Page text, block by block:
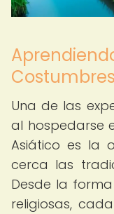
Una de las
al hospedarse
Asiático es la
cerca las
Desde la
religiosas,